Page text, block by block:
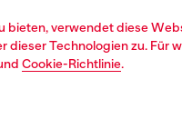
bieten, verwendet diese
dieser Technologien zu. Für
Cookie-Richtlinie.